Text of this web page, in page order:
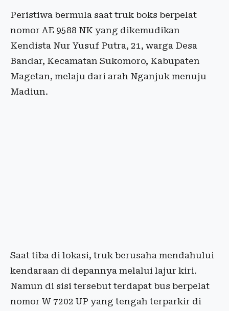
Peristiwa bermula saat truk boks berpelat
nomor AE 9588 NK yang dikemudikan
Kendista Nur Yusuf Putra, 21, warga Desa
Bandar, Kecamatan Sukomoro, Kabupaten
Magetan, melaju dari arah Nganjuk menuju
Madiun.
Saat tiba di lokasi, truk berusaha mendahului
kendaraan di depannya melalui lajur kiri.
Namun di sisi tersebut terdapat bus berpelat
nomor W 7202 UP yang tengah terparkir di